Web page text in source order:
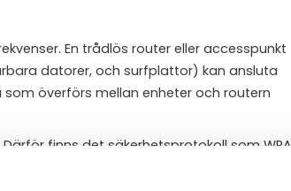
En trådlös router eller accesspunkt
datorer, och surfplattor) kan ansluta
överförs mellan enheter och routern
finns det säkerhetsprotokoll som WPA